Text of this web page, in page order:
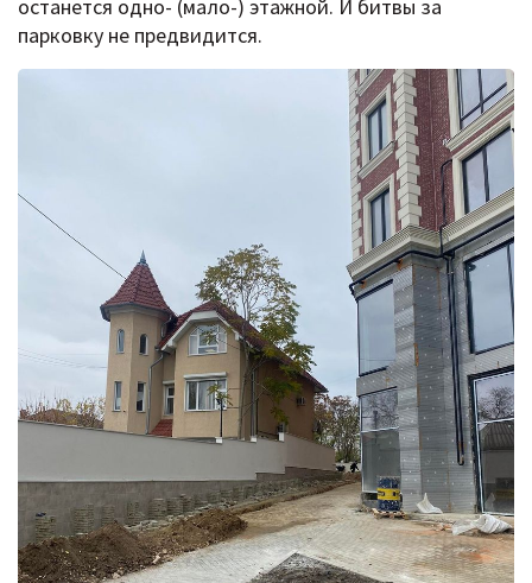
останется одно- (мало-) этажной. И битвы за
парковку не предвидится.